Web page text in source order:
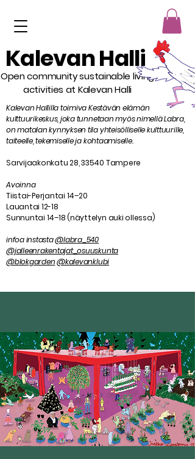
Open community sustainable living
activities at Kalevan Halli
Kalevan Hallilla toimiva Kestävän elämän
kulttuurikeskus, joka tunnetaan myös nimellä Labra,
on matalan kynnyksen tila yhteisölliselle kulttuurille,
taiteelle, tekemiselle ja kohtaamiselle.
Sarvijaakonkatu 28, 33540 Tampere
Avoinna
Tiistai-Perjantai 14–20
Lauantai 12-18
Sunnuntai 14–18 (näyttelyn auki ollessa)
infoa instasta@labra_540
@jalleenrakentajat_osuuskunta
@blokgarden@kalevanklubi
Kalevan Halli